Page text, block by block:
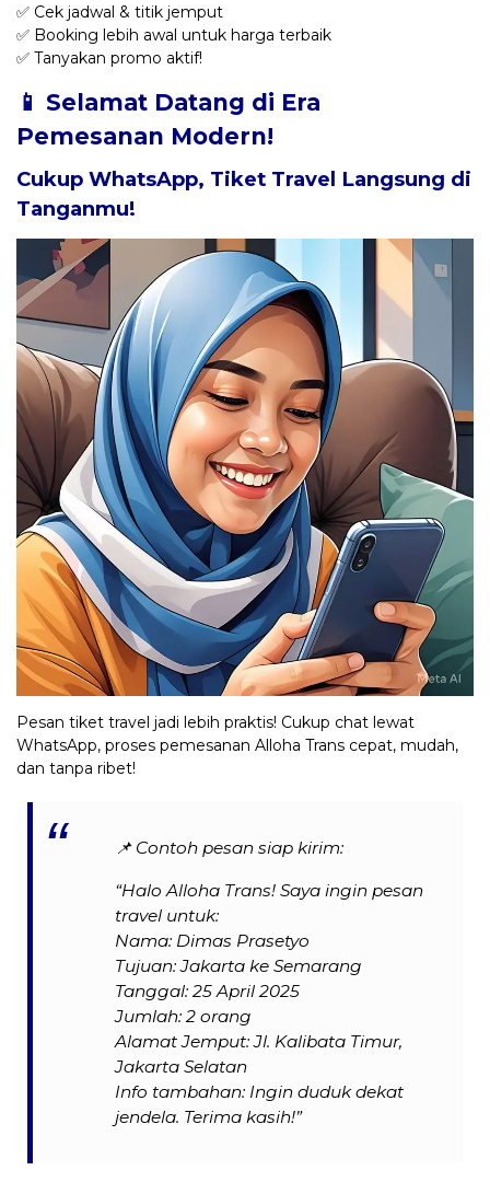
✅ Cek jadwal & titik jemput
✅ Booking lebih awal untuk harga terbaik
✅ Tanyakan promo aktif!
📱 Selamat Datang di Era
Pemesanan Modern!
Cukup WhatsApp, Tiket Travel Langsung di
Tanganmu!
Pesan tiket travel jadi lebih praktis! Cukup chat lewat
WhatsApp, proses pemesanan Alloha Trans cepat, mudah,
dan tanpa ribet!
📌 Contoh pesan siap kirim:
“Halo Alloha Trans! Saya ingin pesan
travel untuk:
Nama: Dimas Prasetyo
Tujuan: Jakarta ke Semarang
Tanggal: 25 April 2025
Jumlah: 2 orang
Alamat Jemput: Jl. Kalibata Timur,
Jakarta Selatan
Info tambahan: Ingin duduk dekat
jendela. Terima kasih!”